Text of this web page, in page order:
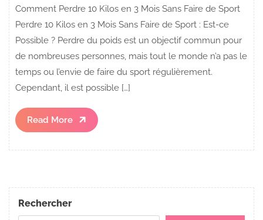
Comment Perdre 10 Kilos en 3 Mois Sans Faire de Sport
Perdre 10 Kilos en 3 Mois Sans Faire de Sport : Est-ce
Possible ? Perdre du poids est un objectif commun pour
de nombreuses personnes, mais tout le monde n’a pas le
temps ou l’envie de faire du sport régulièrement.
Cependant, il est possible […]
Read More
Read
More
Rechercher